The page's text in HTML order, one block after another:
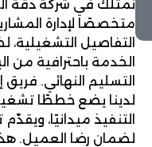
نمتلك في شركة دقة
متخصصًا لإدارة
التفاصيل التشغيلية،
الخدمة باحترافية من
التسليم النهائي. فريق
لدينا يضع خططًا
التنفيذ ميدانيًا،
لضمان رضا العميل.